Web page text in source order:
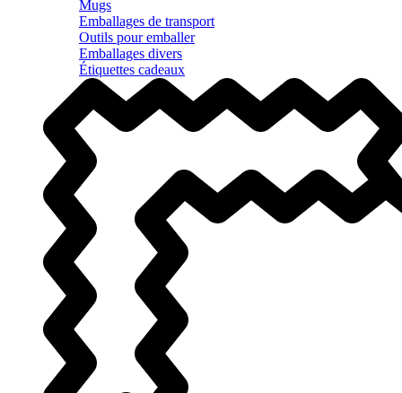
Mugs
Emballages de transport
Outils pour emballer
Emballages divers
Étiquettes cadeaux